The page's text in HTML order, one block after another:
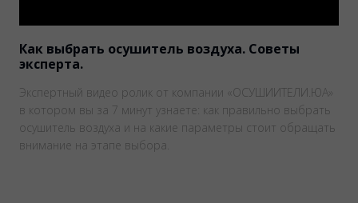
Как выбрать осушитель воздуха. Советы
эксперта.
Экспертный видео ролик от компании «ОСУШИИТЕЛИ.ЮА»
в котором вы за 7 минут узнаете: как правильно выбрать
осушитель воздуха и на какие параметры стоит обращать
внимание на этапе выбора.